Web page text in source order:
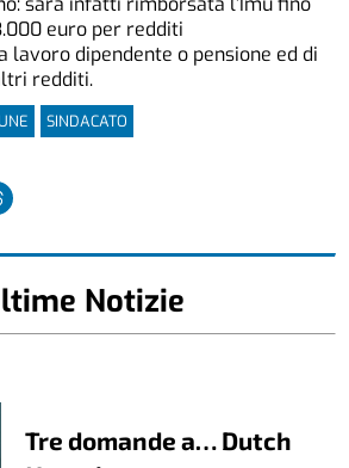
euro per redditi
lavoro dipendente o pensione ed di
redditi.
SINDACATO
Notizie
Tre domande a… Dutch